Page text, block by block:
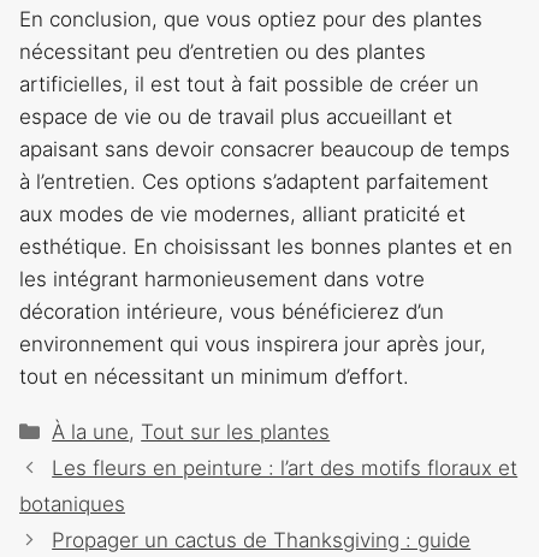
En conclusion, que vous optiez pour des plantes
nécessitant peu d’entretien ou des plantes
artificielles, il est tout à fait possible de créer un
espace de vie ou de travail plus accueillant et
apaisant sans devoir consacrer beaucoup de temps
à l’entretien. Ces options s’adaptent parfaitement
aux modes de vie modernes, alliant praticité et
esthétique. En choisissant les bonnes plantes et en
les intégrant harmonieusement dans votre
décoration intérieure, vous bénéficierez d’un
environnement qui vous inspirera jour après jour,
tout en nécessitant un minimum d’effort.
Catégories
À la une, Tout sur les plantes
Navigation
des
articles
Les fleurs en peinture : l’art des motifs floraux et
botaniques
Propager un cactus de Thanksgiving : guide